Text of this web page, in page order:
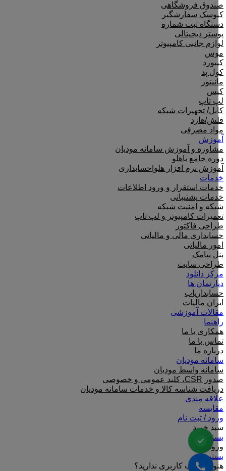
صندوق فروشگاهی
کیوسک سفارشگیر
دستگاه ثبت شماره
پوستر دیجیتالی
لوازم جانبی کامپیوتر
موس
کیبورد
کول پد
مانیتور
کیس
لپ تاپ
کابل/ تجهیزات شبکه
فلش/هارد
مواد مصرفی
آموزش
مشاوره و آموزش سامانه مودیان
دوره جامع باهلو
آموزش نرم افزار هلو|حسابداری
خدمات
خدمات استقرار و ورود اطلاعات
خدمات پشتیبانی
شبکه و امنیت شبکه
تعمیرات کامپیوتر و لپ تاپ
طراحی فاکتور
حسابداری مالی و مالیاتی
امور مالیاتی
پنل پیامک
طراحی سایت
مرکز دانلود
دپارتمان ها
حسابداریاب
ایران مالیات
مقالات آموزشی
راهنما
همکاری با ما
تماس با ما
درباره ما
سامانه مودیان
سامانه واسط مودیان
صدور CSR، کلید عمومی و خصوصی
دریافت شناسه کالا و خدمات سامانه مودیان
علاقه مندی
مقایسه
ورود / ثبت نام
سبد خرید
بستن
ورود
بستن
هنوز حساب کاربری ندارید؟